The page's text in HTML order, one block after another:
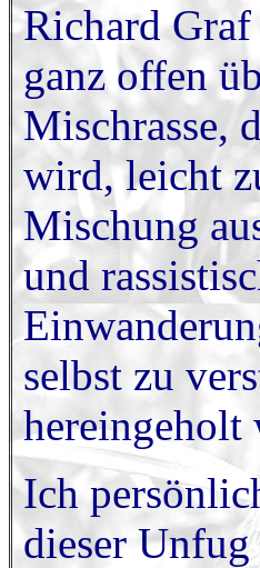
Richard
ganz offen
Mischrasse,
wird, leicht
Mischung
und
selbst zu
hereingeholt
Ich
dieser